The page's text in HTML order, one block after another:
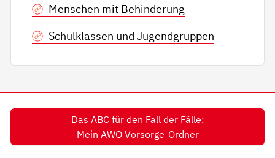
Menschen mit Behinderung
Schulklassen und Jugendgruppen
Das ABC für den Fall der Fälle:
Mein AWO Vorsorge-Ordner